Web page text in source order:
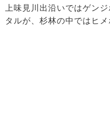
上味見川出沿いではゲン
タルが、杉林の中ではヒ